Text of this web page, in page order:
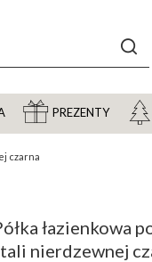
PREZENTY
czarna
łazienkowa
nierdzewnej